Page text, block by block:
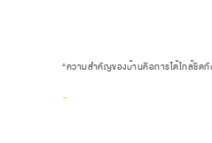
“ความสำคัญของบ้านคือการได้ใกล้ชิดกับ